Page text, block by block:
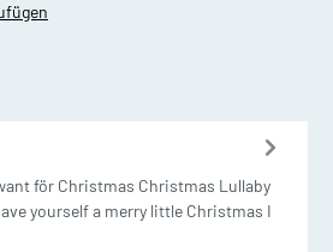
för Christmas Christmas Lullaby
yourself a merry little Christmas I